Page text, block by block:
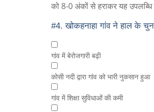
को 8-0 अंकों से हराकर यह उपलब्धि
#4. खोकहनाहा गांव ने हाल के
गांव में बेरोजगारी बढ़ी
कोसी नदी द्वारा गांव को भारी नुकसान हुआ
गांव में शिक्षा सुविधाओं की कमी